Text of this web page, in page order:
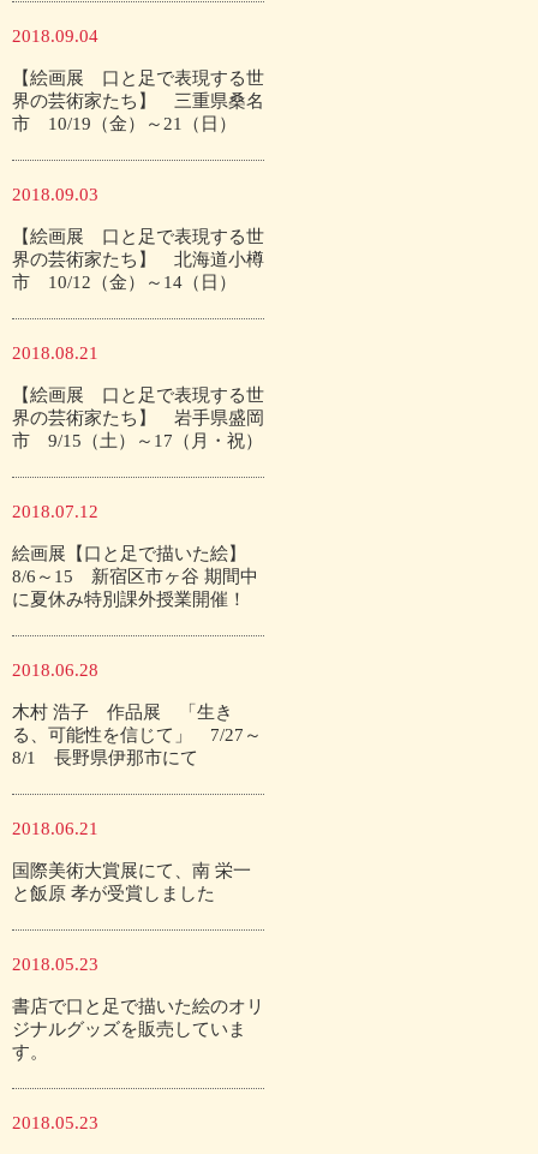
2018.09.04
【絵画展 口と足で表現する世
界の芸術家たち】 三重県桑名
市 10/19（金）～21（日）
2018.09.03
【絵画展 口と足で表現する世
界の芸術家たち】 北海道小樽
市 10/12（金）～14（日）
2018.08.21
【絵画展 口と足で表現する世
界の芸術家たち】 岩手県盛岡
市 9/15（土）～17（月・祝）
2018.07.12
絵画展【口と足で描いた絵】
8/6～15 新宿区市ヶ谷 期間中
に夏休み特別課外授業開催！
2018.06.28
木村 浩子 作品展 「生き
る、可能性を信じて」 7/27～
8/1 長野県伊那市にて
2018.06.21
国際美術大賞展にて、南 栄一
と飯原 孝が受賞しました
2018.05.23
書店で口と足で描いた絵のオリ
ジナルグッズを販売していま
す。
2018.05.23